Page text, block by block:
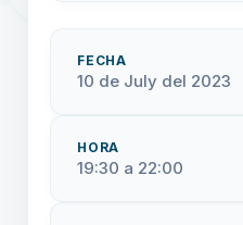
FECHA
10 de July del 2023
HORA
19:30 a 22:00